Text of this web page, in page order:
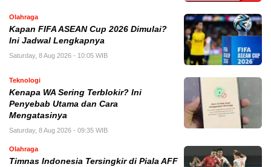
Olahraga
Kapan FIFA ASEAN Cup 2026 Dimulai?
Ini Jadwal Lengkapnya
Saturday, 8 Aug 2026 - 10:05 WIB
Teknologi
Kenapa WA Sering Terblokir? Ini
Penyebab Utama dan Cara
Mengatasinya
Saturday, 8 Aug 2026 - 09:35 WIB
Olahraga
Timnas Indonesia Tersingkir di Piala AFF